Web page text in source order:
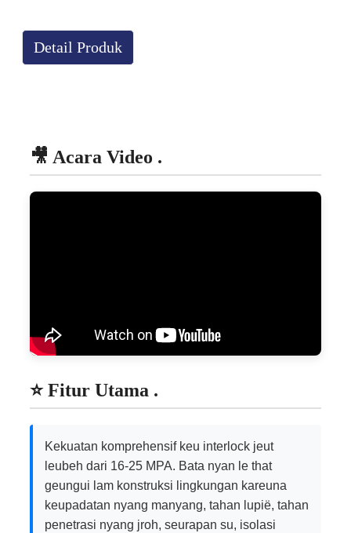
Detail Produk
🎥 Acara Video .
⭐ Fitur Utama .
Kekuatan komprehensif keu interlock jeut
leubeh dari 16-25 MPA. Bata nyan le that
geungui lam konstruksi lingkungan kareuna
keupadatan nyang manyang, tahan lupië, tahan
penetrasi nyang jroh, seurapan su, isolasi